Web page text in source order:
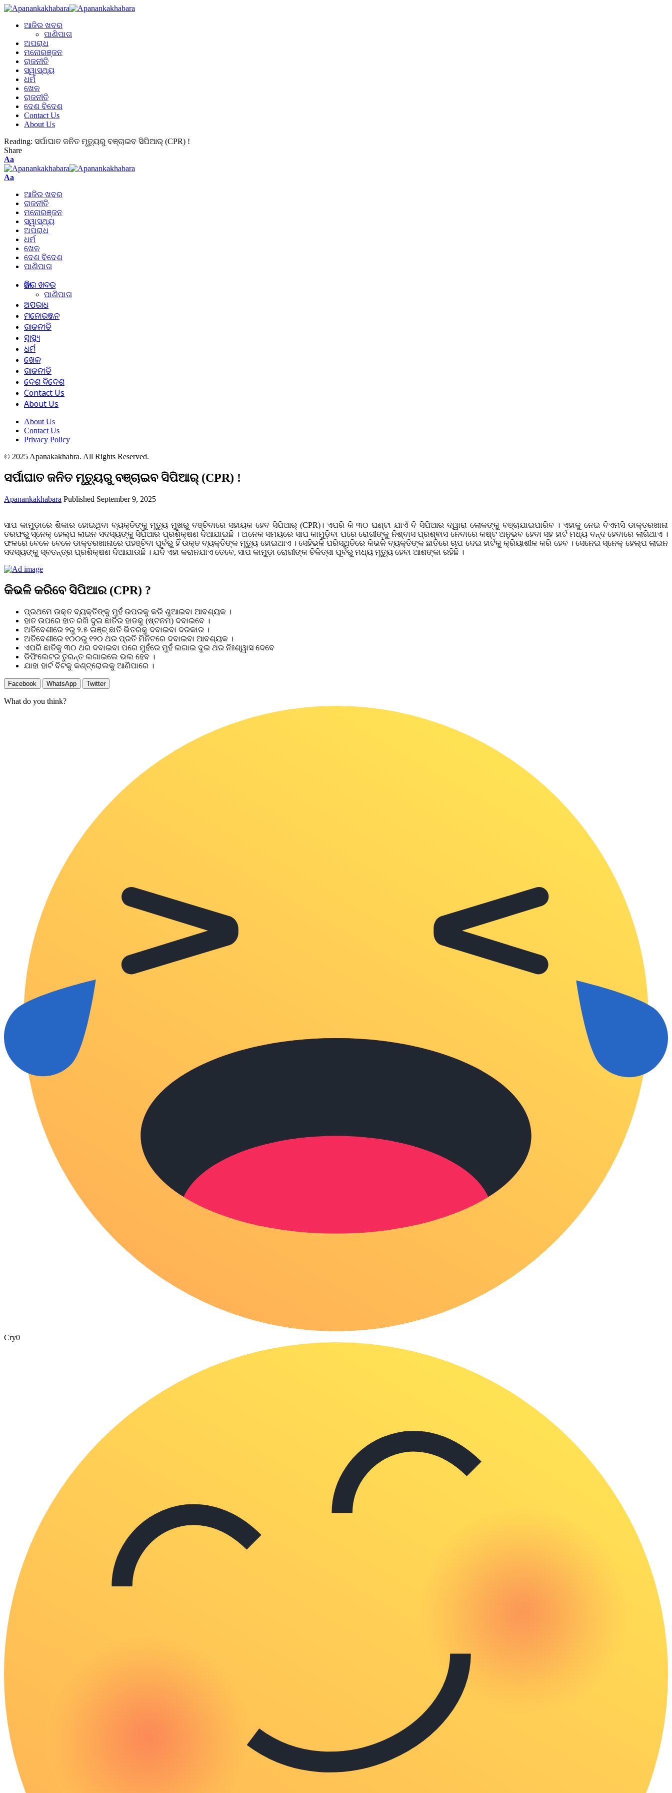
ଆଜିର ଖବର
ପାଣିପାଗ
ଅପରାଧ
ମନୋରଞ୍ଜନ
ରାଜନୀତି
ସ୍ୱାସ୍ଥ୍ୟ
ଧର୍ମ
ଖେଳ
ରାଜନୀତି
ଦେଶ ବିଦେଶ
Contact Us
About Us
Reading: ସର୍ପାଘାତ ଜନିତ ମୃତ୍ୟୁରୁ ବଞ୍ଚାଇବ ସିପିଆର୍ (CPR) !
Share
Aa
Aa
ଆଜିର ଖବର
ରାଜନୀତି
ମନୋରଞ୍ଜନ
ସ୍ୱାସ୍ଥ୍ୟ
ଅପରାଧ
ଧର୍ମ
ଖେଳ
ଦେଶ ବିଦେଶ
ପାଣିପାଗ
ଆଜିର ଖବର
ପାଣିପାଗ
ଅପରାଧ
ମନୋରଞ୍ଜନ
ରାଜନୀତି
ସ୍ୱାସ୍ଥ୍ୟ
ଧର୍ମ
ଖେଳ
ରାଜନୀତି
ଦେଶ ବିଦେଶ
Contact Us
About Us
About Us
Contact Us
Privacy Policy
© 2025 Apanakakhabra. All Rights Reserved.
ସର୍ପାଘାତ ଜନିତ ମୃତ୍ୟୁରୁ ବଞ୍ଚାଇବ ସିପିଆର୍ (CPR) !
Apanankakhabara Published September 9, 2025
ସାପ କାମୁଡ଼ାରେ ଶିକାର ହୋଇଥିବା ବ୍ୟକ୍ତିଙ୍କୁ ମୃତ୍ୟୁ ମୁଖରୁ ବଞ୍ଚିବାରେ ସହାୟକ ହେବ ସିପିଆର୍ (CPR)। ଏପରି କି ୩୦ ଘଣ୍ଟା ଯାଏଁ ବି ସିପିଆର ଦ୍ୱାରା ଲୋକଙ୍କୁ ବଞ୍ଚାଯାଇପାରିବ । ଏହାକୁ ନେଇ ବିଏମସି ଡାକ୍ତରଖାନା
ତରଫରୁ ସ୍ନେକ୍ ହେଲ୍ପ ଲାଇନ ସଦସ୍ୟଙ୍କୁ ସିପିଆର ପ୍ରଶିକ୍ଷଣ ଦିଆଯାଇଛି । ଅନେକ ସମୟରେ ସାପ କାମୁଡ଼ିବା ପରେ ରୋଗୀଙ୍କୁ ନିଶ୍ବାସ ପ୍ରଶ୍ଵାସ ନେବାରେ କଷ୍ଟ ଅନୁଭବ ହେବା ସହ ହାର୍ଟ ମଧ୍ୟ ବନ୍ଦ ହେବାରେ ଲାଗିଥାଏ ।
ଫଳରେ ବେଳେ ବେଳେ ଡାକ୍ତରଖାନାରେ ପହଞ୍ଚିବା ପୂର୍ବରୁ ହିଁ ଉକ୍ତ ବ୍ୟକ୍ତିଙ୍କ ମୃତ୍ୟୁ ହୋଇଥାଏ । ସେହିଭଳି ପରିସ୍ଥିତିରେ କିଭଳି ବ୍ୟକ୍ତିଙ୍କ ଛାତିରେ ଚାପ ଦେଇ ହାର୍ଟକୁ କ୍ରିୟାଶୀଳ କରି ହେବ । ସେନେଇ ସ୍ନେକ୍ ହେଲ୍ପ ଲାଇନ
ସଦସ୍ୟଙ୍କୁ ସ୍ବତନ୍ତ୍ର ପ୍ରଶିକ୍ଷଣ ଦିଆଯାଉଛି । ଯଦି ଏହା କରାନଯାଏ ତେବେ, ସାପ କାମୁଡ଼ା ରୋଗୀଙ୍କ ଚିକିତ୍ସା ପୂର୍ବରୁ ମଧ୍ୟ ମୃତ୍ୟୁ ହେବା ଆଶଙ୍କା ରହିଛି ।
କିଭଳି କରିବେ ସିପିଆର (CPR) ?
ପ୍ରଥମେ ଉକ୍ତ ବ୍ୟକ୍ତିଙ୍କୁ ମୁହଁ ଉପରକୁ କରି ଶୁଆଇବା ଆବଶ୍ୟକ ।
ହାତ ଉପରେ ହାତ ରଖି ଦୁଇ ଛାତିର ହାଡକୁ (ଷ୍ଟନମ) ଦବାଇବେ ।
ଅତିବେଶୀରେ ୨ରୁ ୨.୫ ଇଞ୍ଚ୍ ଛାତି ଭିତରକୁ ଦବାଇବା ଦରକାର ।
ଅତିବେଶୀରେ ୧୦୦ରୁ ୧୨୦ ଥର ପ୍ରତି ମିନିଟରେ ଦବାଇବା ଆବଶ୍ୟକ ।
ଏପରି ଛାତିକୁ ୩୦ ଥର ଦବାଇବା ପରେ ମୁହଁରେ ମୁହଁ ଲଗାଇ ଦୁଇ ଥର ନିଃଶ୍ୱାସ ଦେବେ
ଡିଫିଲେଟର ତୁରନ୍ତ ଲଗାଇଲେ ଭଲ ହେବ ।
ଯାହା ହାର୍ଟ ବିଟକୁ କଣ୍ଟ୍ରୋଲକୁ ଆଣିପାରେ ।
Facebook WhatsApp Twitter
What do you think?
Cry0